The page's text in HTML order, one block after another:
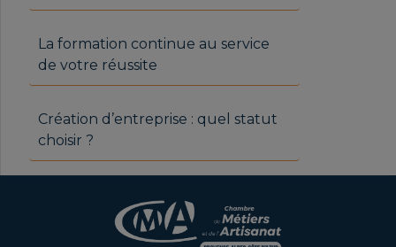
La formation continue au service
de votre réussite
Création d’entreprise : quel statut
choisir ?